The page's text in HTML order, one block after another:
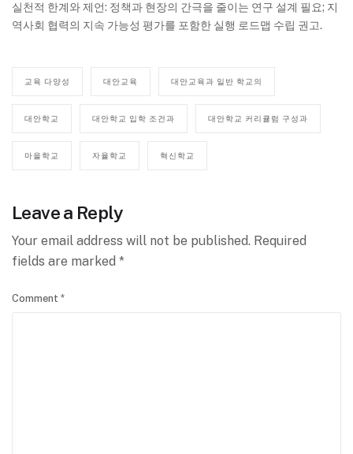
실천적 한계와 제언: 정책과 현장의 간극을 줄이는 연구 설계 필요; 지
역사회 협력의 지속 가능성 평가를 포함한 실행 로드맵 수립 권고.
교육 다양성 대안교육 대안교육과 일반 학교의
대안학교 대안학교 입학 조건과 대안학교 커리큘럼 구성과
마을학교 자율학교 혁신학교
Leave a Reply
Your email address will not be published. Required
fields are marked *
Comment *